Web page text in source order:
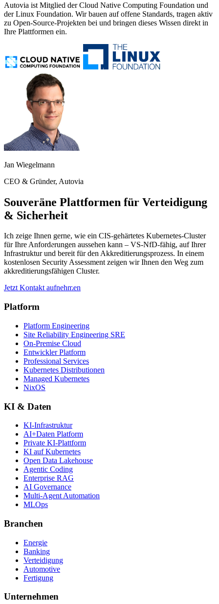
Autovia ist Mitglied der Cloud Native Computing Foundation und
der Linux Foundation. Wir bauen auf offene Standards, tragen aktiv
zu Open-Source-Projekten bei und bringen dieses Wissen direkt in
Ihre Plattformen ein.
Jan Wiegelmann
CEO & Gründer, Autovia
Souveräne Plattformen für Verteidigung
& Sicherheit
Ich zeige Ihnen gerne, wie ein CIS-gehärtetes Kubernetes-Cluster
für Ihre Anforderungen aussehen kann – VS-NfD-fähig, auf Ihrer
Infrastruktur und bereit für den Akkreditierungsprozess. In einem
kostenlosen Security Assessment zeigen wir Ihnen den Weg zum
akkreditierungsfähigen Cluster.
Jetzt Kontakt aufnehmen
Platform
Platform Engineering
Site Reliability Engineering SRE
On-Premise Cloud
Entwickler Platform
Professional Services
Kubernetes Distributionen
Managed Kubernetes
NixOS
KI & Daten
KI-Infrastruktur
AI+Daten Platform
Private KI-Plattform
KI auf Kubernetes
Open Data Lakehouse
Agentic Coding
Enterprise RAG
AI Governance
Multi-Agent Automation
MLOps
Branchen
Energie
Banking
Verteidigung
Automotive
Fertigung
Unternehmen